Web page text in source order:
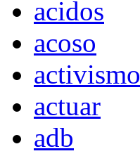
acidos
acoso
activismo
actuar
adb